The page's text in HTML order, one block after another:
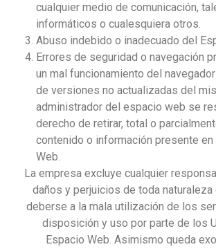
cualquier medio de comunicación,
informáticos o cualesquiera otros.
Abuso indebido o inadecuado del
Errores de seguridad o navegación
un mal funcionamiento del
de versiones no actualizadas del
administrador del espacio web se
derecho de retirar, total o
contenido o información presente en
Web.
La empresa excluye cualquier
daños y perjuicios de toda naturaleza
deberse a la mala utilización de los
disposición y uso por parte de los
Espacio Web. Asimismo queda